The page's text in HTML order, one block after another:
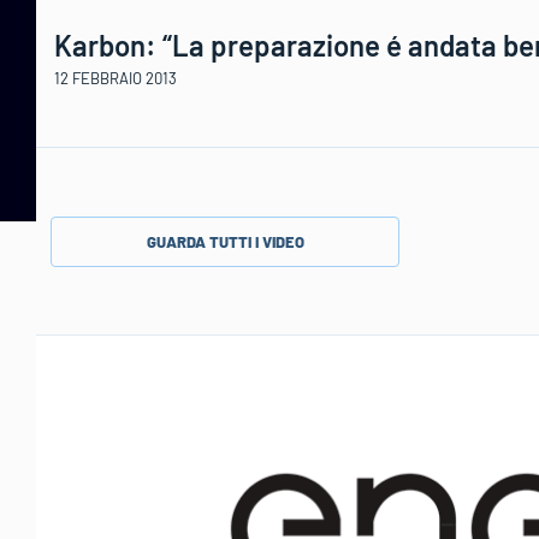
Karbon: “La preparazione é andata
12 FEBBRAIO 2013
GUARDA TUTTI I VIDEO